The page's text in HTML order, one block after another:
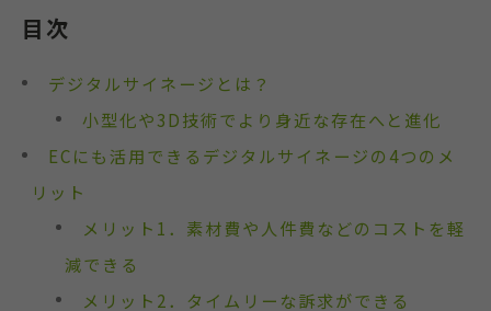
目次
デジタルサイネージとは？
小型化や3D技術でより身近な存在へと進化
ECにも活用できるデジタルサイネージの4つのメ
リット
メリット1．素材費や人件費などのコストを軽
減できる
メリット2．タイムリーな訴求ができる